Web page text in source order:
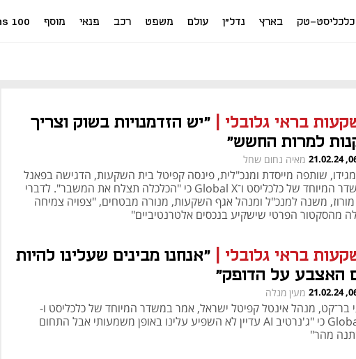
כלכליסט-טק בארץ נדל"ן עולם משפט רכב פנאי מוסף 100
בראי גלובלי
"יש הזדמנויות בשוק וצריך
למרות החשש"
מאיה נחום שחל
שותפה מייסדת ומנכ"לית, פינסה קפיטל בית השקעות, הדגישה בפאנל
במשדר המיוחד של כלכליסט ו־Global X כי "הכלכלה תצלח את המשבר". לדברי
מורוז, משנה למנכ"ל ומנהל אגף השקעות, מנורה מבטחים, "צפויה צמיחה
מהסקטור הפרטי שישקיע בנכסים אלטרנטיביים"
בראי גלובלי
"אנחנו מבינים שעלינו להיות
האצבע על הדופק"
מעין מנלה
בר־קט, מנהל אינטל קפיטל ישראל, אמר במשדר המיוחד של כלכליסט ו-
Global X כי "ג'נרטיב AI עדיין לא השפיע עלינו באופן משמעותי אבל התחום
מהר"